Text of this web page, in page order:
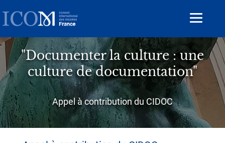
au
contenu
principal
Toggle
"Documenter la culture : une
culture de documentation"
Sous-
titre
Appel à contribution du CIDOC